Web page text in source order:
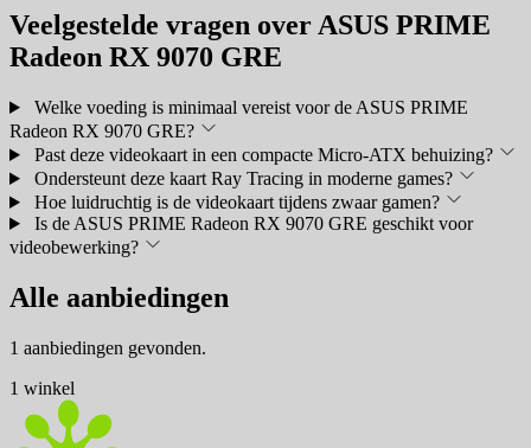
Veelgestelde vragen over ASUS PRIME
Radeon RX 9070 GRE
Welke voeding is minimaal vereist voor de ASUS PRIME
Radeon RX 9070 GRE?
Past deze videokaart in een compacte Micro-ATX behuizing?
Ondersteunt deze kaart Ray Tracing in moderne games?
Hoe luidruchtig is de videokaart tijdens zwaar gamen?
Is de ASUS PRIME Radeon RX 9070 GRE geschikt voor
videobewerking?
Alle aanbiedingen
1 aanbiedingen gevonden.
1 winkel